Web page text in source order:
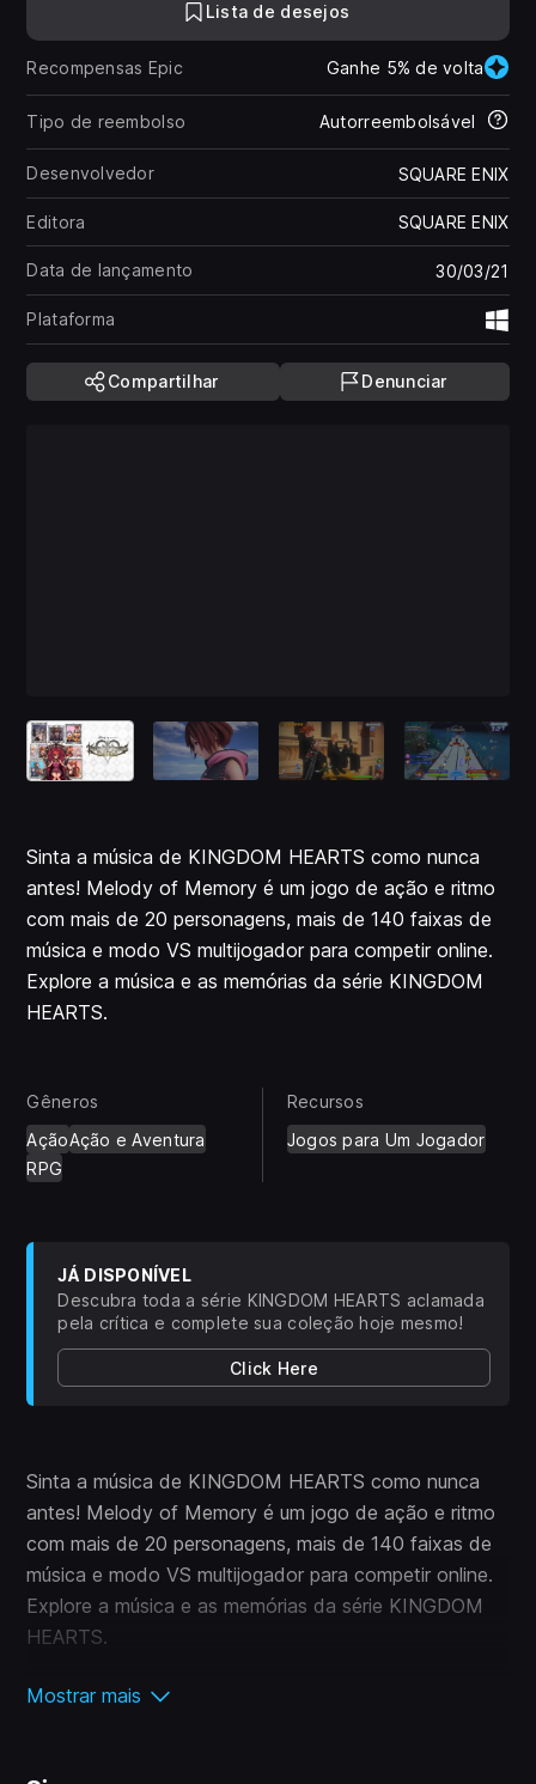
Sinta a música de KINGDOM HEARTS como nunca
antes! Melody of Memory é um jogo de ação e ritmo
com mais de 20 personagens, mais de 140 faixas de
música e modo VS multijogador para competir online.
Explore a música e as memórias da série KINGDOM
HEARTS.
Gêneros
AçãoAção e Aventura
RPG
Recursos
Jogos para Um Jogador
JÁ DISPONÍVEL
Descubra toda a série KINGDOM HEARTS aclamada
pela crítica e complete sua coleção hoje mesmo!
Click Here
(Abre em uma nova aba)
Sinta a música de KINGDOM HEARTS como nunca
antes! Melody of Memory é um jogo de ação e ritmo
com mais de 20 personagens, mais de 140 faixas de
música e modo VS multijogador para competir online.
Explore a música e as memórias da série KINGDOM
HEARTS.
Mostrar mais
Lista de desejos
Recompensas Epic Ganhe 5% de volta
Tipo de reembolso Autorreembolsável
Desenvolvedor SQUARE ENIX
Editora SQUARE ENIX
Data de lançamento 30/03/21
Plataforma
Compartilhar
Denunciar